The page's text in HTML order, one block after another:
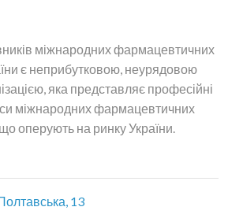
міжнародних фармацевтичних
є неприбутковою, неурядовою
яка представляє професійні
міжнародних фармацевтичних
оперують на ринку України.
13